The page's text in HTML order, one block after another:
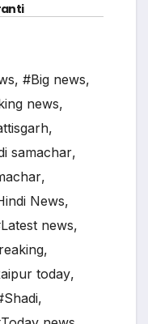
, #Big news,
news,
,
samachar,
,
News,
news,
,
today,
,